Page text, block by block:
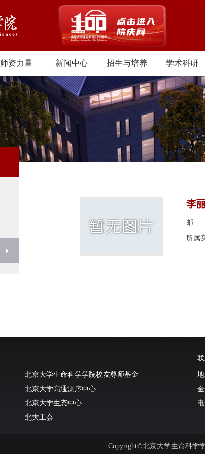
师资力量 新闻中心 招生与培养 学术科研
李
邮
所属
北京大学生命科学学院校友尊师基金
北京大学高通测序中心
北京大学生态中心
北大工会
Copyright©北京大学生命科